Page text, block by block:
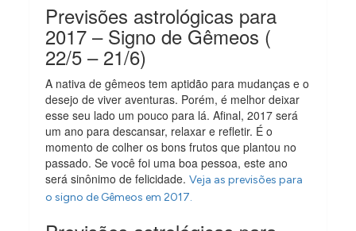
Previsões astrológicas para
2017 – Signo de Gêmeos (
22/5 – 21/6)
A nativa de gêmeos tem aptidão para mudanças e o
desejo de viver aventuras. Porém, é melhor deixar
esse seu lado um pouco para lá. Afinal, 2017 será
um ano para descansar, relaxar e refletir. É o
momento de colher os bons frutos que plantou no
passado. Se você foi uma boa pessoa, este ano
será sinônimo de felicidade.Veja as previsões para
o signo de Gêmeos em 2017.